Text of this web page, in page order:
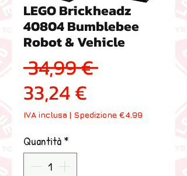
LEGO Brickheadz
40804 Bumblebee
Robot & Vehicle
34,99 € Prezzo
33,24 €
IVA inclusa | Spedizione €4.99
Quantità*